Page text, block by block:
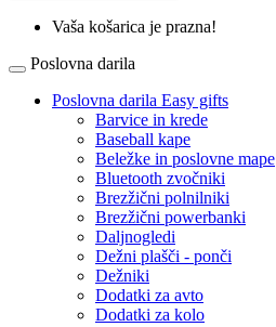
Vaša košarica je prazna!
Poslovna darila
Poslovna darila Easy gifts
Barvice in krede
Baseball kape
Beležke in poslovne mape
Bluetooth zvočniki
Brezžični polnilniki
Brezžični powerbanki
Daljnogledi
Dežni plašči - ponči
Dežniki
Dodatki za avto
Dodatki za kolo